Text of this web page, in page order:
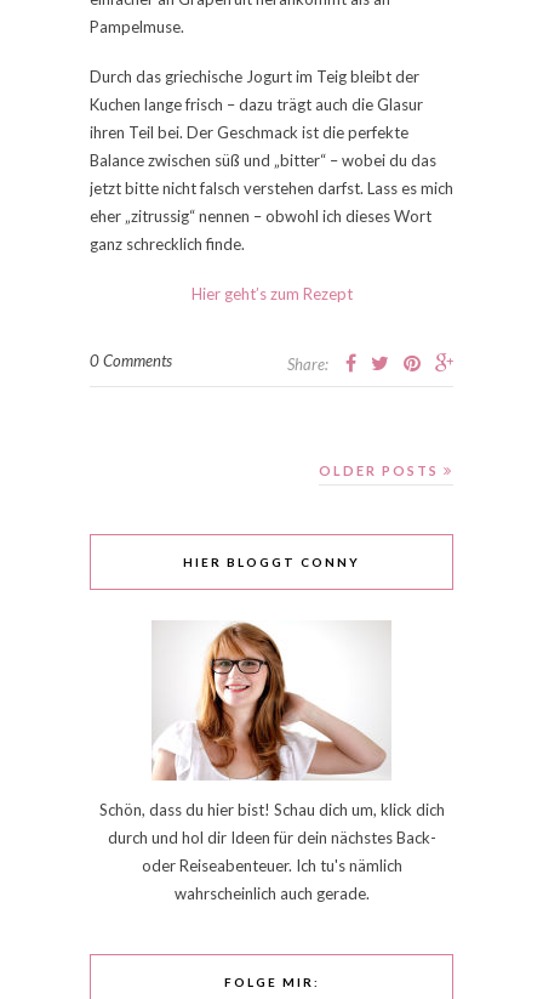
Pampelmuse.
Durch das griechische Jogurt im Teig bleibt der
Kuchen lange frisch – dazu trägt auch die Glasur
ihren Teil bei. Der Geschmack ist die perfekte
Balance zwischen süß und „bitter“ – wobei du das
jetzt bitte nicht falsch verstehen darfst. Lass es mich
eher „zitrussig“ nennen – obwohl ich dieses Wort
ganz schrecklich finde.
Hier geht’s zum Rezept
0 Comments Share:
OLDER POSTS
HIER BLOGGT CONNY
Schön, dass du hier bist! Schau dich um, klick dich
durch und hol dir Ideen für dein nächstes Back-
oder Reiseabenteuer. Ich tu's nämlich
wahrscheinlich auch gerade.
FOLGE MIR: